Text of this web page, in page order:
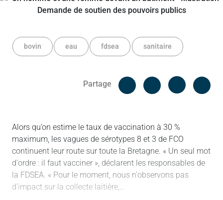
bovin eau fdsea sanitaire
Partage
Facebook
Alors qu’on estime le taux de vaccination à 30 %
maximum, les vagues de sérotypes 8 et 3 de FCO
continuent leur route sur toute la Bretagne. « Un seul mot
d'ordre : il faut vacciner », déclarent les responsables de
la FDSEA. « Pour le moment, nous n'observons pas
d'impact sur la collecte laitière,…